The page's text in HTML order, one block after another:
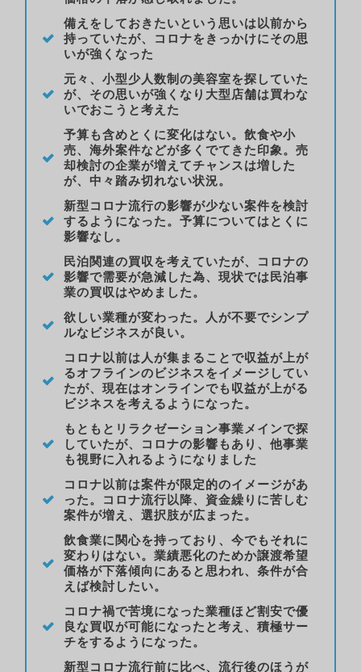
備えをしておきたいという思いは以前から
持っていたが、コロナをきっかけにその思
いが強くなった
元々、小型少人数制の美容室を探していた
が、その思いが強くなり大型店舗は買わな
いでおこうと考えた
予算も含めとくに変化はない。飲食や小
売、海外案件などが多くでてきた印象。売
却検討の企業が増えてチャンスは増した
が、中々踏み切れない状況。
新型コロナ流行の影響が少ない案件を検討
するようになった。予算についてはとくに
影響なし。
民泊関連の買収を考えていたが、コロナの
影響で需要が急減した為、現状では民泊事
業の買収はやめました。
欲しい業種が変わった。人が不要でシンプ
ルなビジネスが良い。
コロナ以前は人が集まることで収益が上が
るオフラインのビジネスをイメージしてい
たが、現在はオンラインでも収益が上がる
ビジネスを考えるようになった。
もともとリラクゼーション事業メインで探
していたが、コロナの影響もあり、他事業
も視野に入れるようになりました
コロナ以前は案件が限定的のイメージがあ
った。コロナ流行以降、資金繰りに苦しむ
案件が増え、選択肢が広まった。
飲食業に関心を持っており、今でもそれに
変わりはない。業績悪化のためか譲渡希望
価格が下落傾向にあると思われ、条件が合
えば検討したい。
コロナ禍で苦境になった業種ほど割安で優
良な買収が可能になったと考え、積極サー
チをするようになった。
新型コロナ流行前に比べ、流行後のほうが